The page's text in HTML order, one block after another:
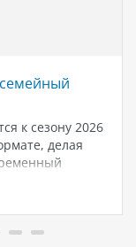
к сезону 2026
делая
отдыха у
для тех,